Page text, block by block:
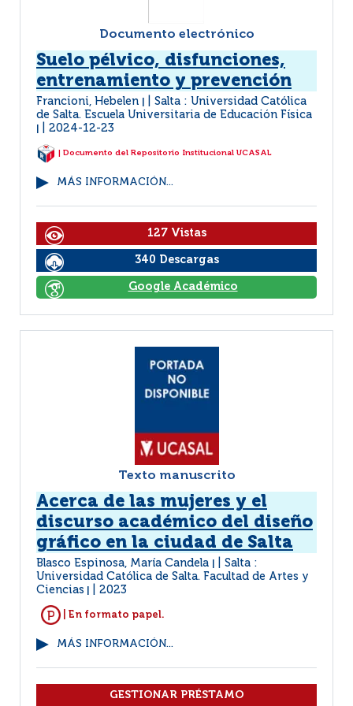
Documento electrónico
Suelo pélvico, disfunciones,
entrenamiento y prevención
Francioni, Hebelen
Salta : Universidad Católica
de Salta. Escuela Universitaria de Educación Física
2024-12-23
| Documento del Repositorio Institucional UCASAL
MÁS INFORMACIÓN...
127 Vistas
340 Descargas
Google Académico
Texto manuscrito
Acerca de las mujeres y el
discurso académico del diseño
gráfico en la ciudad de Salta
Blasco Espinosa, María Candela
Salta :
Universidad Católica de Salta. Facultad de Artes y
Ciencias
2023
| En formato papel.
MÁS INFORMACIÓN...